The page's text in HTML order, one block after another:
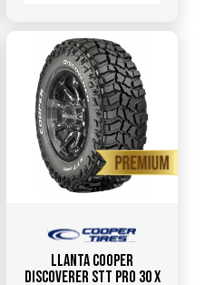
Llanta COOPER
DISCOVERER STT PRO 30 X